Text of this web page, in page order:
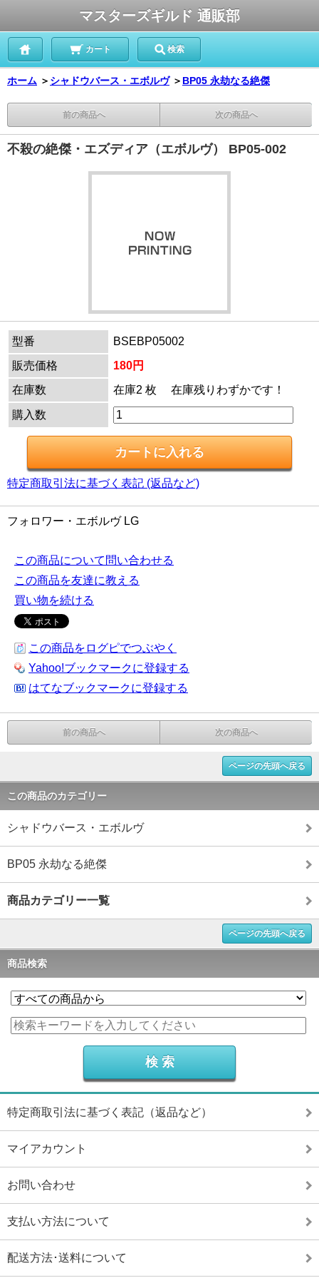
マスターズギルド 通販部
カート 検索
ホーム ＞ シャドウバース・エボルヴ ＞ BP05 永劫なる絶傑
前の商品へ 次の商品へ
不殺の絶傑・エズディア（エボルヴ） BP05-002
型番
BSEBP05002
販売価格
180円
在庫数
在庫2 枚 在庫残りわずかです！
購入数
特定商取引法に基づく表記 (返品など)
フォロワー・エボルヴ LG
この商品について問い合わせる
この商品を友達に教える
買い物を続ける
この商品をログピでつぶやく
Yahoo!ブックマークに登録する
はてなブックマークに登録する
前の商品へ 次の商品へ
ページの先頭へ戻る
この商品のカテゴリー
シャドウバース・エボルヴ
BP05 永劫なる絶傑
商品カテゴリー一覧
ページの先頭へ戻る
商品検索
特定商取引法に基づく表記（返品など）
マイアカウント
お問い合わせ
支払い方法について
配送方法･送料について